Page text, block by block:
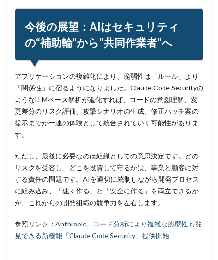
今後の展望：AIはセキュリティ
の“補助輪”から“共同作業者”へ
アプリケーションの複雑化により、脆弱性は「ルール」より
「関係性」に宿るようになりました。Claude Code Securityの
ようなLLMベース解析が進化すれば、コードの意図理解、変
更差分のリスク評価、攻撃シナリオの生成、修正パッチ案の
提示までが一連の体験として統合されていく可能性がありま
す。
ただし、最後に必要なのは組織としての意思決定です。どの
リスクを受容し、どこを投資して守るかは、事業と顧客に対
する責任の問題です。AIを適切に統制しながら開発プロセス
に組み込み、「速く作る」と「安全に作る」を両立できるか
が、これからの開発組織の競争力を左右します。
参照リンク： Anthropic、コード分析により複雑な脆弱性も発
見できる新機能「Claude Code Security」提供開始